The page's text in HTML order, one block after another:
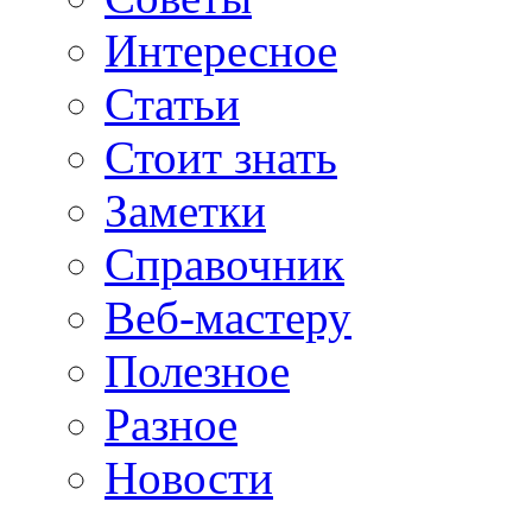
Интересное
Статьи
Стоит знать
Заметки
Справочник
Веб-мастеру
Полезное
Разное
Новости